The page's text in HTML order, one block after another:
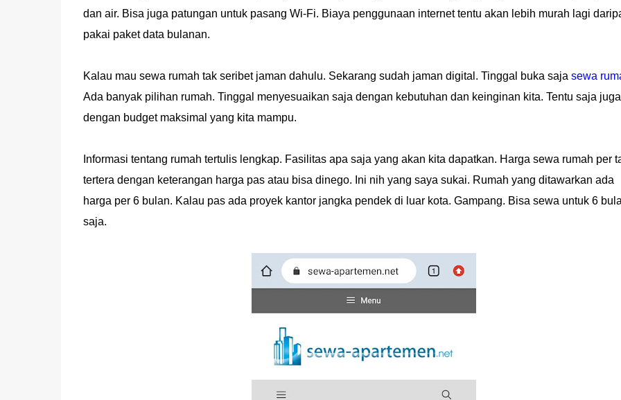
dan air. Bisa juga patungan untuk pasang Wi-Fi. Biaya penggunaan internet tentu akan lebih murah lagi
pakai paket data bulanan.
Kalau mau sewa rumah tak seribet jaman dahulu. Sekarang sudah jaman digital. Tinggal buka saja sewa
Ada banyak pilihan rumah. Tinggal menyesuaikan saja dengan kebutuhan dan keinginan kita. Tentu saja juga
dengan budget maksimal yang kita mampu.
Informasi tentang rumah tertulis lengkap. Fasilitas apa saja yang akan kita dapatkan. Harga sewa rumah per
tertera dengan keterangan harga pas atau bisa dinego. Ini nih yang saya sukai. Rumah yang ditawarkan ada
harga per 6 bulan. Kalau pas ada proyek kantor jangka pendek di luar kota. Gampang. Bisa sewa untuk 6
saja.